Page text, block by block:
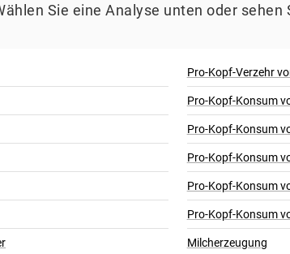
Sie eine Analyse unten oder sehen
Pro-Kopf-Verzehr
Pro-Kopf-Konsum
Pro-Kopf-Konsum
Pro-Kopf-Konsum
Pro-Kopf-Konsum
Pro-Kopf-Konsum
Milcherzeugung